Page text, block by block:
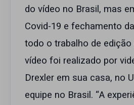
do vídeo no Brasil, mas
Covid-19 e fechamento
todo o trabalho de
vídeo foi realizado por
Drexler em sua casa, no
equipe no Brasil. “A